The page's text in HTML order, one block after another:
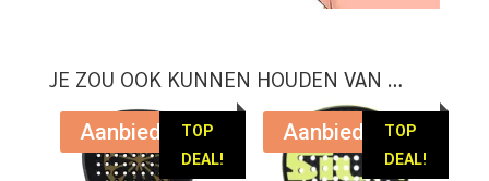
JE ZOU OOK KUNNEN HOUDEN VAN …
TOP
DEAL!
Aanbieding!
TOP
DEAL!
Aanbieding!